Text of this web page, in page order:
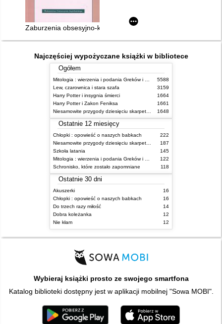
Zaburzenia obsesyjno-kompulsyjne : poradnik z ćwiczeniami
Najczęściej wypożyczane książki w bibliotece
Ogółem
Mitologia : wierzenia i podania Greków i Rzymian
5588
Lew, czarownica i stara szafa
3159
Harry Potter i insygnia śmierci
1664
Harry Potter i Zakon Feniksa
1661
Niesamowite przygody dziesięciu skarpetek (czterech prawych i sześciu lewych)
1648
Ostatnie 12 miesięcy
Chłopki : opowieść o naszych babkach
222
Niesamowite przygody dziesięciu skarpetek (czterech prawych i sześciu lewych)
187
Szkoła latania
145
Mitologia : wierzenia i podania Greków i Rzymian
122
Schronisko, które zostało zapomniane
118
Ostatnie 30 dni
Akuszerki
16
Chłopki : opowieść o naszych babkach
16
Do trzech razy miłość
14
Dobra koleżanka
12
Nie kłam
12
Wybieraj książki prosto ze swojego smartfona
Katalog biblioteki dostępny jest w aplikacji mobilnej "Sowa MOBI".